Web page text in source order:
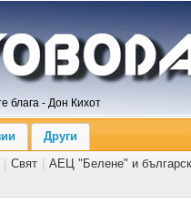
блага - Дон Кихот
Други
Свят
АЕЦ "Белене" и